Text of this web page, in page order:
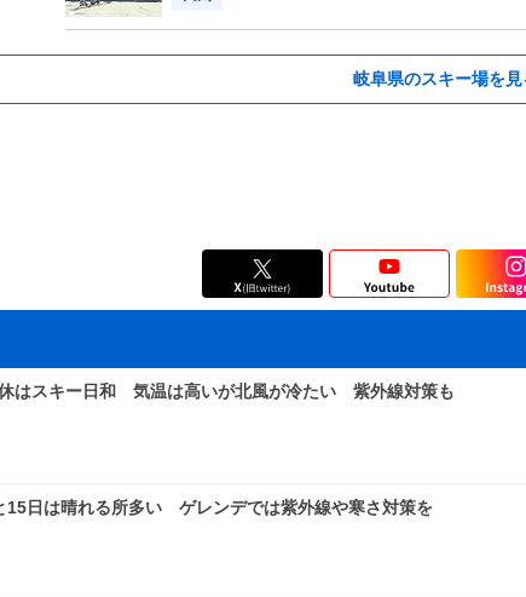
岐阜県のスキー場を見
はスキー日和 気温は高いが北風が冷たい 紫外線対策も
日は晴れる所多い ゲレンデでは紫外線や寒さ対策を